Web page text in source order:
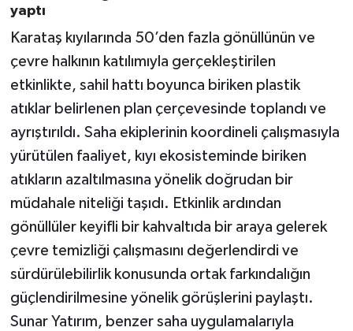
yaptı
Karataş kıyılarında 50’den fazla gönüllünün ve
çevre halkının katılımıyla gerçekleştirilen
etkinlikte, sahil hattı boyunca biriken plastik
atıklar belirlenen plan çerçevesinde toplandı ve
ayrıştırıldı. Saha ekiplerinin koordineli çalışmasıyla
yürütülen faaliyet, kıyı ekosisteminde biriken
atıkların azaltılmasına yönelik doğrudan bir
müdahale niteliği taşıdı. Etkinlik ardından
gönüllüler keyifli bir kahvaltıda bir araya gelerek
çevre temizliği çalışmasını değerlendirdi ve
sürdürülebilirlik konusunda ortak farkındalığın
güçlendirilmesine yönelik görüşlerini paylaştı.
Sunar Yatırım, benzer saha uygulamalarıyla